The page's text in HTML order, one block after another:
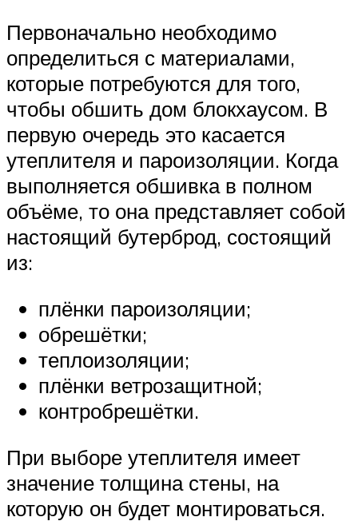
Первоначально необходимо
определиться с материалами,
которые потребуются для того,
чтобы обшить дом блокхаусом. В
первую очередь это касается
утеплителя и пароизоляции. Когда
выполняется обшивка в полном
объёме, то она представляет собой
настоящий бутерброд, состоящий
из:
плёнки пароизоляции;
обрешётки;
теплоизоляции;
плёнки ветрозащитной;
контробрешётки.
При выборе утеплителя имеет
значение толщина стены, на
которую он будет монтироваться.